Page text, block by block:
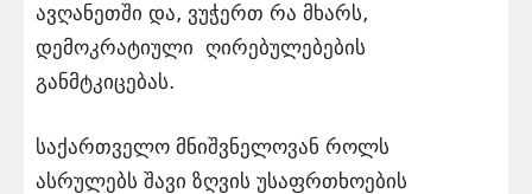
ავღანეთში და, ვუჭერთ რა მხარს,
დემოკრატიული ღირებულებების
განმტკიცებას.
საქართველო მნიშვნელოვან როლს
ასრულებს შავი ზღვის უსაფრთხოების